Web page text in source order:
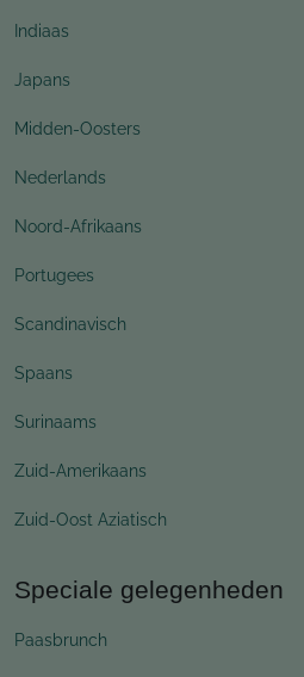
Indiaas
Japans
Midden-Oosters
Nederlands
Noord-Afrikaans
Portugees
Scandinavisch
Spaans
Surinaams
Zuid-Amerikaans
Zuid-Oost Aziatisch
Speciale gelegenheden
Paasbrunch